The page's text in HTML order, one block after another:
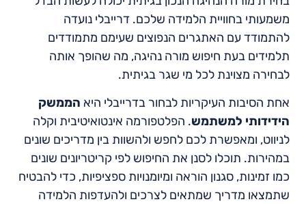
משמעותי בחוויית הלמידה שלכם. דרייבלי נועדה
להתמודד עם האתגרים הנפוצים שעימם מתמודדים
תלמידים בעת חיפוש מורה נהיגה, מה שהופך אותה
לבחירה מצוינת לכל מי שגר בגיתית.
אחת הסיבות העיקריות לבחור בדרייבלי היא הממשק
הידידותי למשתמש. הפלטפורמה אינטואיטיבית וקלה
לניווט, ומאפשרת לכם לחפש ולהשוות בין מדריכים שונים
במהירות. תוכלו לסנן את החיפוש לפי קריטריונים שונים
כמו זמינות, סגנון הוראה ומיומנויות ספציפיות, כדי להבטיח
שתמצאו מדריך שמתאים לצרכים ולהעדפות הלמידה